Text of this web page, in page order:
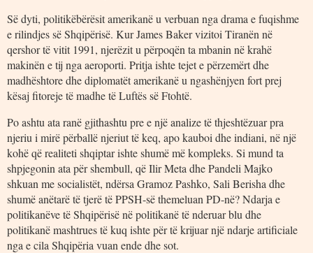
Së dyti, politikëbërësit amerikanë u verbuan nga drama e fuqishme
e rilindjes së Shqipërisë. Kur James Baker vizitoi Tiranën në
qershor të vitit 1991, njerëzit u përpoqën ta mbanin në krahë
makinën e tij nga aeroporti. Pritja ishte tejet e përzemërt dhe
madhështore dhe diplomatët amerikanë u ngashënjyen fort prej
kësaj fitoreje të madhe të Luftës së Ftohtë.
Po ashtu ata ranë gjithashtu pre e një analize të thjeshtëzuar pra
njeriu i mirë përballë njeriut të keq, apo kauboi dhe indiani, në një
kohë që realiteti shqiptar ishte shumë më kompleks. Si mund ta
shpjegonin ata për shembull, që Ilir Meta dhe Pandeli Majko
shkuan me socialistët, ndërsa Gramoz Pashko, Sali Berisha dhe
shumë anëtarë të tjerë të PPSH-së themeluan PD-në? Ndarja e
politikanëve të Shqipërisë në politikanë të nderuar blu dhe
politikanë mashtrues të kuq ishte për të krijuar një ndarje artificiale
nga e cila Shqipëria vuan ende dhe sot.